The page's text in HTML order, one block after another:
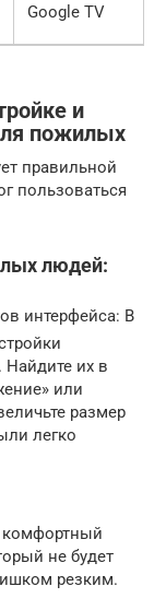
Google TV
и
пожилых
правильной
пользоваться
людей:
интерфейса: В
их в
или
размер
легко
комфортный
не будет
резким.